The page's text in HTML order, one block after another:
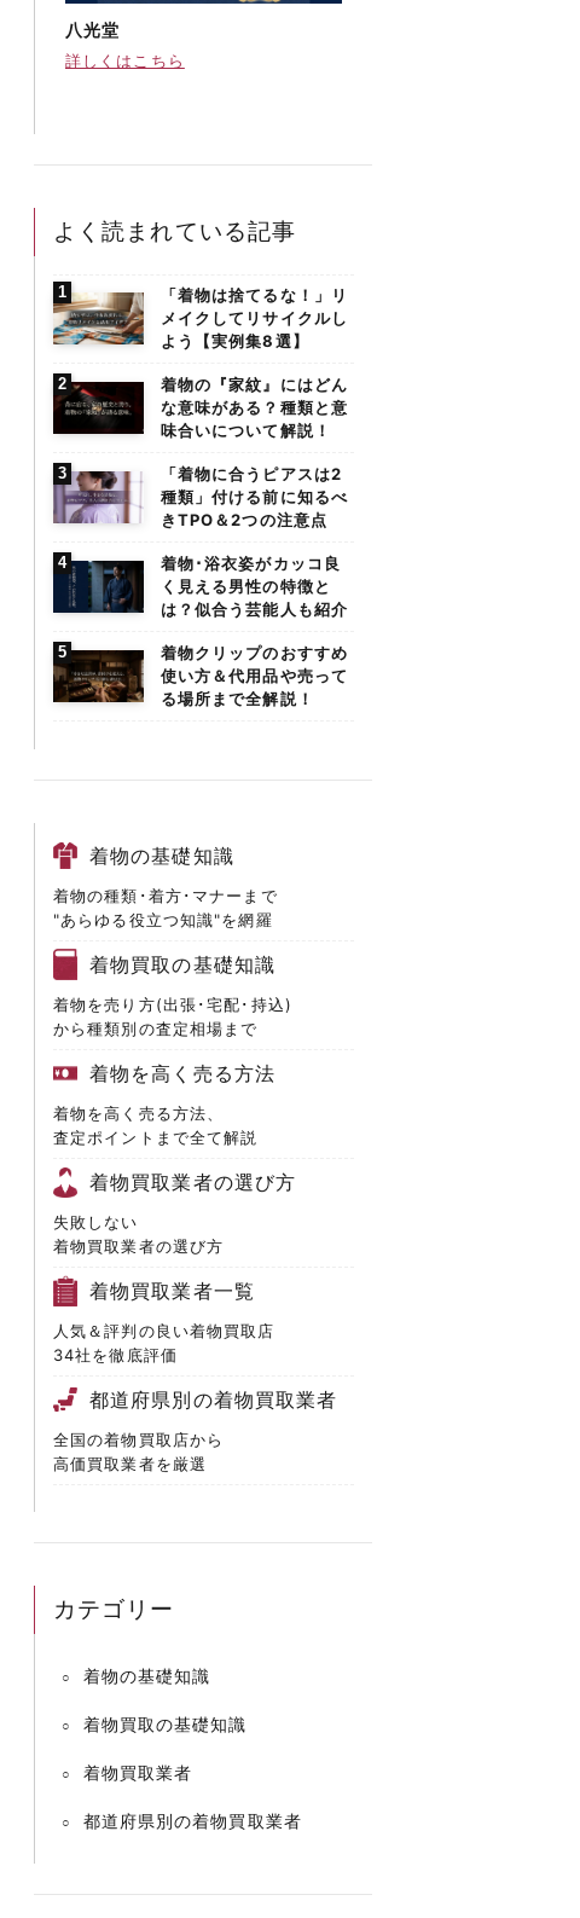
八光堂
詳しくはこちら
よく読まれている記事
「着物は捨てるな！」リ
メイクしてリサイクルし
よう【実例集8選】
着物の『家紋』にはどん
な意味がある？種類と意
味合いについて解説！
「着物に合うピアスは2
種類」付ける前に知るべ
きTPO＆2つの注意点
着物･浴衣姿がカッコ良
く見える男性の特徴と
は？似合う芸能人も紹介
着物クリップのおすすめ
使い方＆代用品や売って
る場所まで全解説！
着物の基礎知識
着物の種類･着方･マナーまで
"あらゆる役立つ知識"を網羅
着物買取の基礎知識
着物を売り方(出張･宅配･持込)
から種類別の査定相場まで
着物を高く売る方法
着物を高く売る方法、
査定ポイントまで全て解説
着物買取業者の選び方
失敗しない
着物買取業者の選び方
着物買取業者一覧
人気＆評判の良い着物買取店
34社を徹底評価
都道府県別の着物買取業者
全国の着物買取店から
高価買取業者を厳選
カテゴリー
着物の基礎知識
着物買取の基礎知識
着物買取業者
都道府県別の着物買取業者